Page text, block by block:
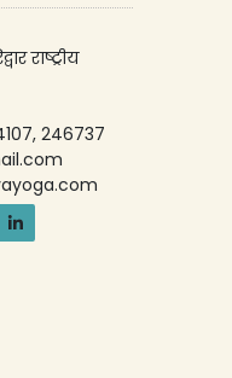
राष्ट्रीय
246737